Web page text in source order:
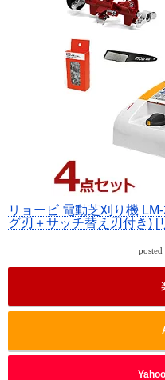
リョービ 電動芝刈り機
グ刃＋サッチ替え刃付き) [